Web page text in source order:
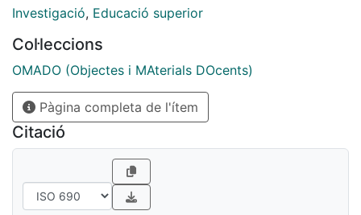
histórico. Integra o projeto GEDIS (Diversidade de
práticas educativas inclusivas, criativas e sensíveis ao
género no ensino superior.
Investigació, Educació superior
Col·leccions
OMADO (Objectes i MAterials DOcents)
Pàgina completa de l'ítem
Citació